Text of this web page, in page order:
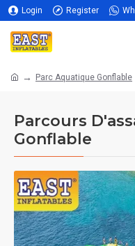
Login Register
Parc Aquatique Gonflable
Parcours
Gonflable